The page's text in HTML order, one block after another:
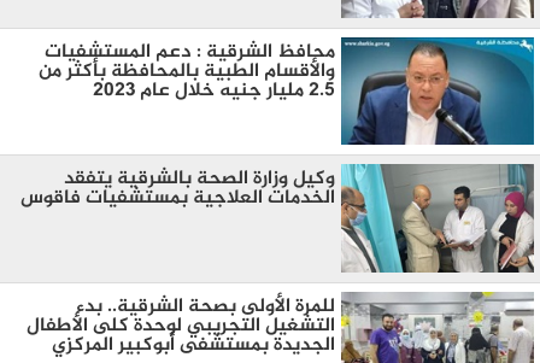
محافظ الشرقية : دعم المستشفيات
والأقسام الطبية بالمحافظة بأكثر من
2.5 مليار جنيه خلال عام 2023
وكيل وزارة الصحة بالشرقية يتفقد
الخدمات العلاجية بمستشفيات فاقوس
للمرة الأولى بصحة الشرقية.. بدء
التشغيل التجريبي لوحدة كلى الأطفال
الجديدة بمستشفى أبوكبير المركزي